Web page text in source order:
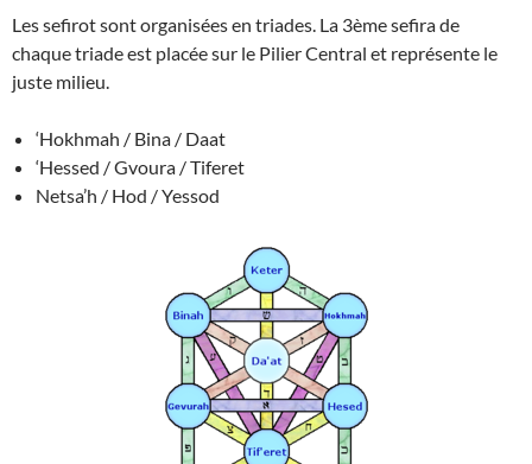
Les sefirot sont organisées en triades. La 3ème sefira de
chaque triade est placée sur le Pilier Central et représente le
juste milieu.
‘Hokhmah / Bina / Daat
‘Hessed / Gvoura / Tiferet
Netsa’h / Hod / Yessod